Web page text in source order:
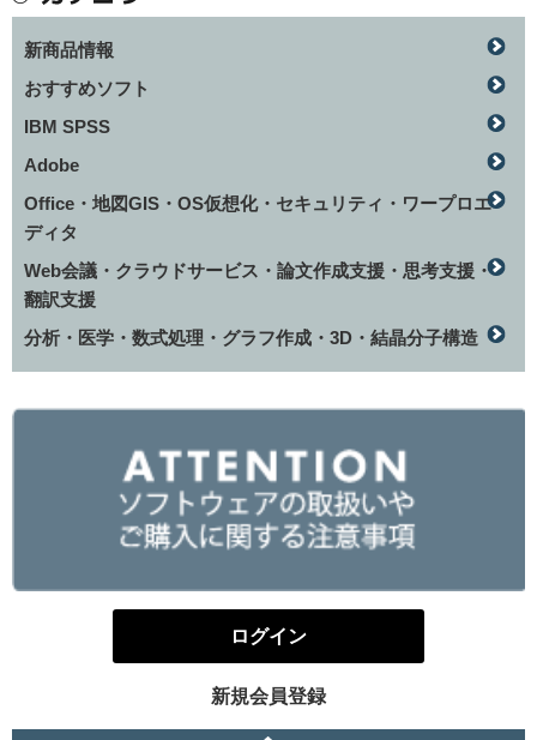
新商品情報
おすすめソフト
IBM SPSS
Adobe
Office・地図GIS・OS仮想化・セキュリティ・ワープロエ
ディタ
Web会議・クラウドサービス・論文作成支援・思考支援・
翻訳支援
分析・医学・数式処理・グラフ作成・3D・結晶分子構造
ログイン
新規会員登録